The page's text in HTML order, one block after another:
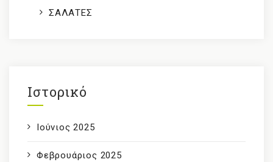
ΣΑΛΑΤΕΣ
Ιστορικό
Ιούνιος 2025
Φεβρουάριος 2025